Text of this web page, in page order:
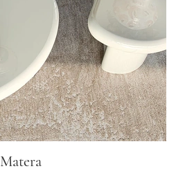
Matera